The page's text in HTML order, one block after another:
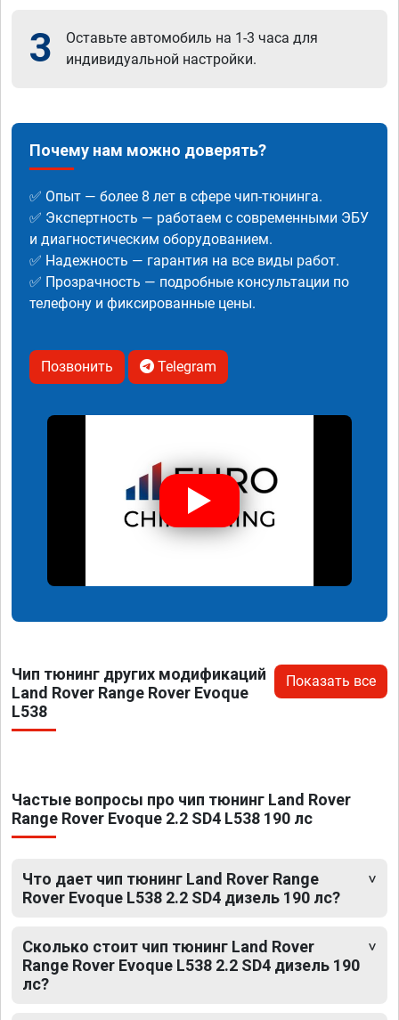
3
Оставьте автомобиль на 1-3 часа для
индивидуальной настройки.
Почему нам можно доверять?
✅ Опыт — более 8 лет в сфере чип-тюнинга.
✅ Экспертность — работаем с современными ЭБУ
и диагностическим оборудованием.
✅ Надежность — гарантия на все виды работ.
✅ Прозрачность — подробные консультации по
телефону и фиксированные цены.
Позвонить Telegram
Чип тюнинг других модификаций
Land Rover Range Rover Evoque
L538
Показать все
Частые вопросы про чип тюнинг Land Rover
Range Rover Evoque 2.2 SD4 L538 190 лс
Что дает чип тюнинг Land Rover Range
Rover Evoque L538 2.2 SD4 дизель 190 лс?
Сколько стоит чип тюнинг Land Rover
Range Rover Evoque L538 2.2 SD4 дизель 190
лс?